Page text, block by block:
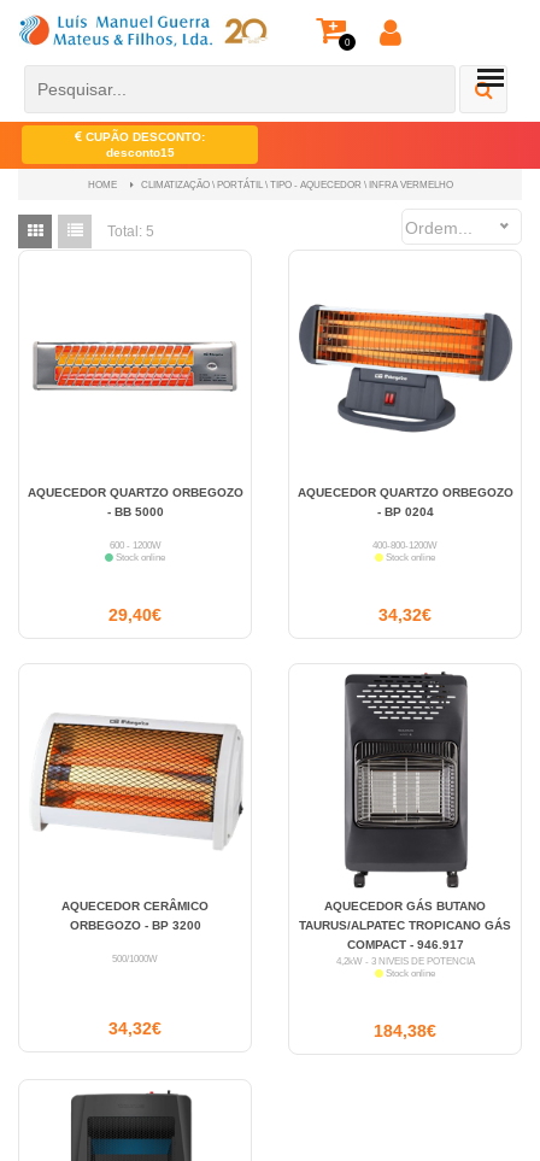
0
CUPÃO DESCONTO:
desconto15
HOME CLIMATIZAÇÃO \ PORTÁTIL \ TIPO - AQUECEDOR \ INFRA VERMELHO
Total: 5 Ordem...
AQUECEDOR QUARTZO ORBEGOZO
- BB 5000
600 - 1200W
Stock online
29,40€
AQUECEDOR QUARTZO ORBEGOZO
- BP 0204
400-800-1200W
Stock online
34,32€
AQUECEDOR CERÂMICO
ORBEGOZO - BP 3200
500/1000W
34,32€
AQUECEDOR GÁS BUTANO
TAURUS/ALPATEC TROPICANO GÁS
COMPACT - 946.917
4,2kW - 3 NÍVEIS DE POTÊNCIA
Stock online
184,38€